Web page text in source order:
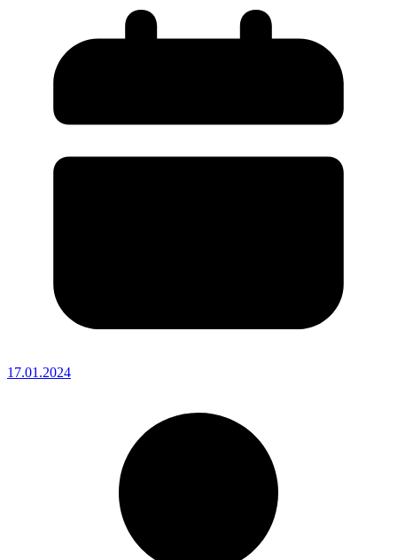
17.01.2024